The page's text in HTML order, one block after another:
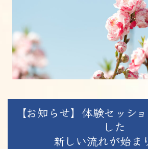
【お知らせ】体験セッシ
した
新しい流れが始ま